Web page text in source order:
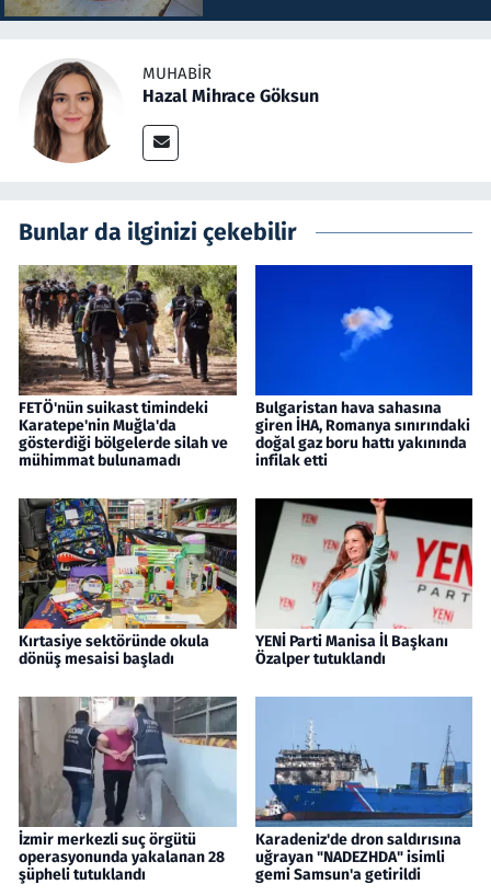
MUHABIR
Hazal Mihrace Göksun
Bunlar da ilginizi çekebilir
FETÖ'nün suikast timindeki
Karatepe'nin Muğla'da
gösterdiği bölgelerde silah ve
mühimmat bulunamadı
Bulgaristan hava sahasına
giren İHA, Romanya sınırındaki
doğal gaz boru hattı yakınında
infilak etti
Kırtasiye sektöründe okula
dönüş mesaisi başladı
YENİ Parti Manisa İl Başkanı
Özalper tutuklandı
İzmir merkezli suç örgütü
operasyonunda yakalanan 28
şüpheli tutuklandı
Karadeniz'de dron saldırısına
uğrayan "NADEZHDA" isimli
gemi Samsun'a getirildi